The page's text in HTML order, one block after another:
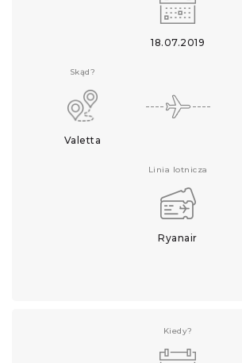
18.07.2019
Skąd?
Valetta
Linia lotnicza
Ryanair
Kiedy?